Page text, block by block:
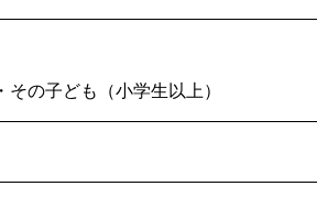
の子ども（小学生以上）